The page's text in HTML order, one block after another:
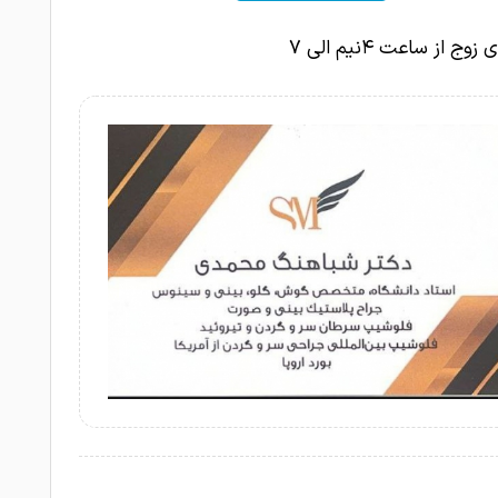
هم کاملا راضی بودن
جراحی بینی .بنظرخودم جراحی خوب وبدون
ازهمه مهمتر شخصیت عالی دکتر بود
امتیاز درج شده است 1403-04-31
من مشکلم غده بد خیم در ناحیه راست گردن
هر کجا مراجعه کردم منفی بود وتنها کسی که کمکم کرد
دکتر شباهنگ محمدی بودند .الحمدالاله سلامتیم را باز
کمال تشکر را تا زنده ام از ایشون دارم
1403-04-30
عمل برداشتن لوزه. نتیجه عالی.
بینی مادرم شکست ولی ایشون گفتن نیاز به
خیالمون راحت شد
1403-04-30
از ساعت ۴نیم الی ۷